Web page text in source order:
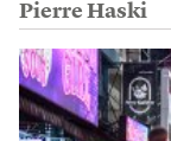
Pierre Haski